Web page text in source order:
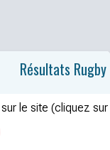
Résultats Rugby
le site (cliquez sur